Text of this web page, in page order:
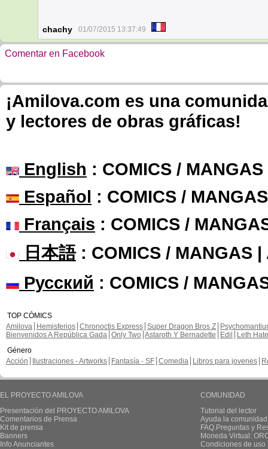
chachy 01/07/2015 13:37:49
Comentar en Facebook
¡Amilova.com es una
y lectores de obras gráficas!
English : COMICS /
Español : COMICS /
Français : COMICS /
日本語: COMICS / MANGAS |
Русский : COMICS /
TOP CÓMICS
Amilova
Hemisferios Chronoctis Express Super Dragon Bros Z
Bienvenidos A República Gada Only Two Astaroth Y Bernadette Edil
Leth Hate
Género
Acción
Ilustraciones - Artworks Fantasía - SF Comedia Libros para jovenes
EL PROYECTO AMILOVA
Presentación del PROYECTO AMILOVA
Comentarios de Prensa
Kit de prensa
Banners
Info Anunciantes
COMUNIDAD
Tutorial del lector
Ayuda la
FAQ.Preguntas y
Moneda Virtual:
Condiciones de uso